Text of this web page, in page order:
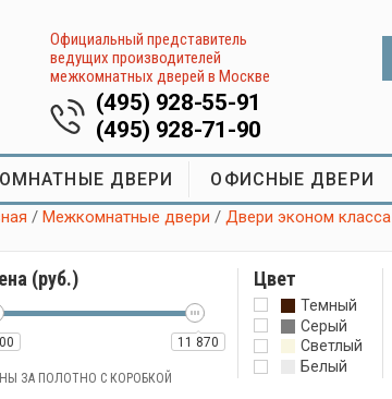
Официальный представитель
ведущих производителей
межкомнатных дверей в Москве
(495) 928-55-91
(495) 928-71-90
ДВЕРИ ОФИСНЫЕ ДВЕРИ
/Межкомнатные двери /Двери эконом класса
(руб.)
11 870
ЗА ПОЛОТНО С КОРОБКОЙ
Цвет
Темный
Серый
Светлый
Белый